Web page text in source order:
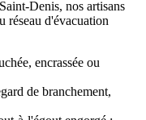
Denis, nos artisans
réseau d'évacuation
encrassée ou
de branchement,